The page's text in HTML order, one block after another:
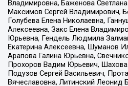
Владимировна, Баженова
Максимов Сергей Владимирович,
Голубева Елена Николаевна,
Алексеевна, Закс Елена
Юрьевна, Гендель Людмила
Екатерина Алексеевна, Шуманов
Арапова Галина Юрьевна,
Прохоров Вадим Юрьевич,
Подузов Сергей Васильевич,
Вячеславовна, Литинский Леонид